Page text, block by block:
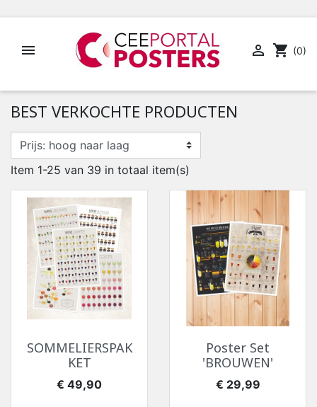
  shopping_cart (0)
BEST VERKOCHTE PRODUCTEN
Item 1-25 van 39 in totaal item(s)
SOMMELIERSPAK
KET
Prijs
€ 49,90
Poster Set
'BROUWEN'
Prijs
€ 29,99